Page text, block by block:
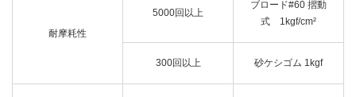
耐摩耗性
5000回以上
ブロード#60 摺動
式 1kgf/cm²
300回以上 砂ケシゴム 1kgf